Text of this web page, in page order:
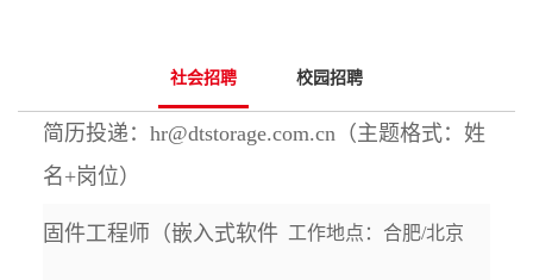
社会招聘 校园招聘
简历投递：hr@dtstorage.com.cn（主题格式：姓
名+岗位）
工作地点：合肥/北京
固件工程师（嵌入式软件